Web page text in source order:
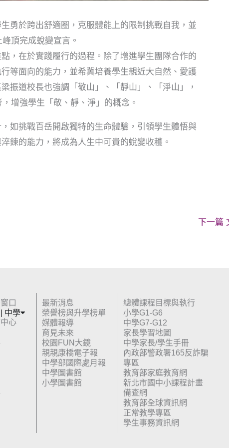
勇於跨出舒適圈，克服體能上的限制挑戰自我，並
頂完成蛻變宣言。
，在於實踐履行的過程。除了增進學生團隊合作的
等面向的能力，並希冀培養學生親近大自然、愛護
振道校長也強調「敬山」、「靜山」、「淨山」，
增強學生「敬、靜、淨」的概念。
如挑戰百岳開啟獨特的生命體驗，引領學生體悟與
鍊的能力，將成為人生中可貴的蛻變收穫。
下一篇
口
中學
心
最新消息
榮譽榜與升學榜單
媒體報導
育見未來
校園FUN大鏡
親親康橋電子報
中學部國際處月報
中學圖書館
小學圖書館
總體課程目標與執行
小學G1-G6
中學G7-G12
家長學習地圖
中學家長/學生手冊
內政部警政署165反詐騙
專區
教育部家庭教育網
新北市國中小課程計畫
備查網
教育部全球資訊網
正常教學專區
學生事務資訊網